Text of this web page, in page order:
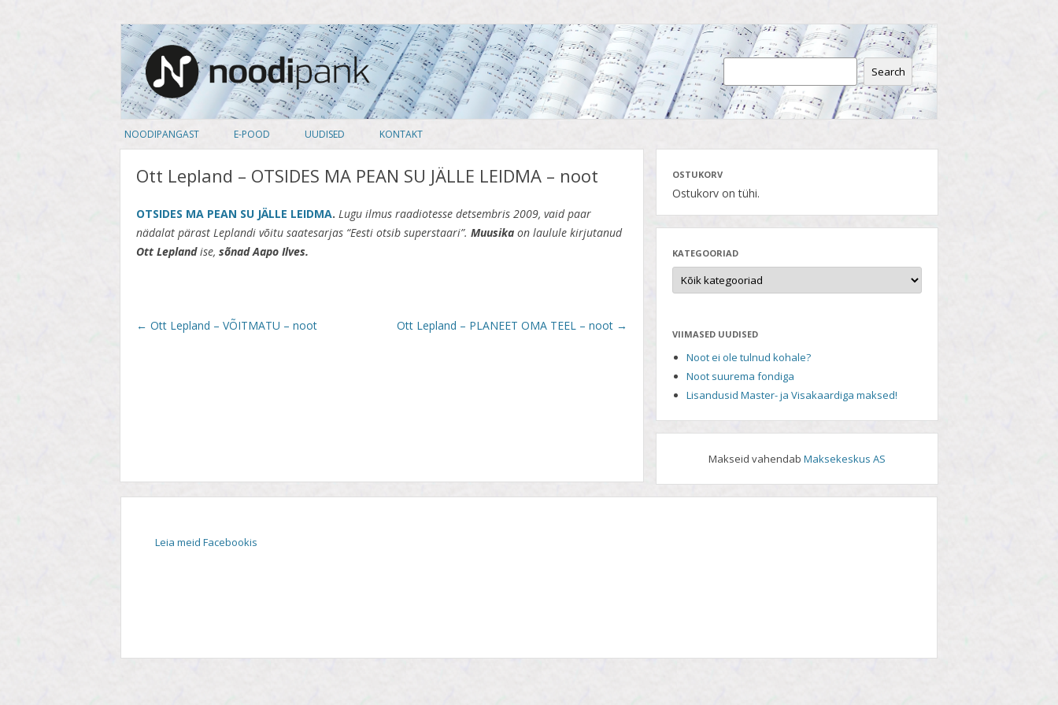
Noodipank
noodipank.ee
Search
content
NOODIPANGAST
KUIDAS NOOTI OSTA
PRIVAATSUSPOLIITIKA
E-POOD
ARTISTID
ANSAMBLID
KOOSSEIS
UUDISED KONTAKT
Ott Lepland – OTSIDES MA PEAN SU JÄLLE LEIDMA – noot
OTSIDES MA PEAN SU JÄLLE LEIDMA. Lugu ilmus raadiotesse detsembris 2009, vaid paar
nädalat pärast Leplandi võitu saatesarjas “Eesti otsib superstaari”. Muusika on laulule kirjutanud
Ott Leplandise, sõnad Aapo Ilves.
Post
← Ott Lepland – VÕITMATU – noot Ott Lepland – PLANEET OMA TEEL – noot →
OSTUKORV
Ostukorv on tühi.
KATEGOORIAD
VIIMASED UUDISED
Noot ei ole tulnud kohale?
Noot suurema fondiga
Lisandusid Master- ja Visakaardiga maksed!
Makseid vahendabMaksekeskus AS
Leia meid Facebookis